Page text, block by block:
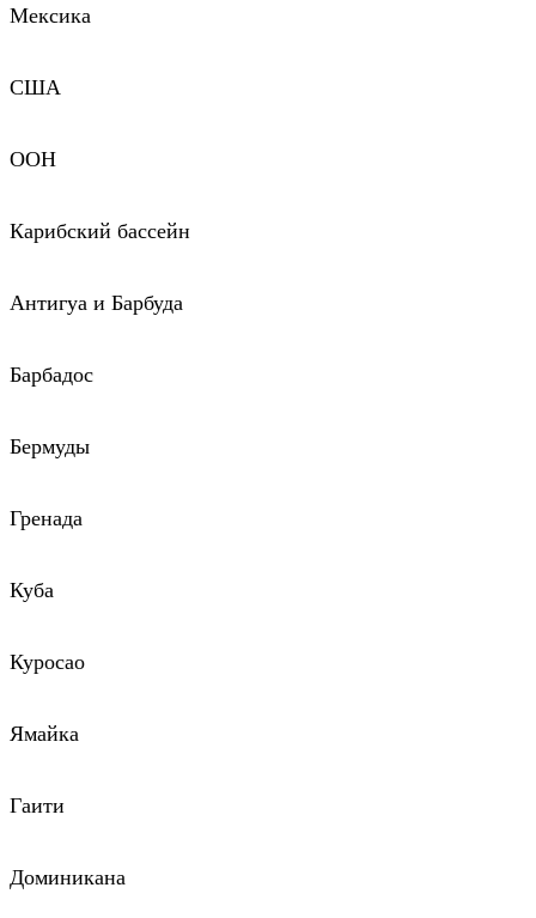
Мексика
США
ООН
Карибский бассейн
Антигуа и Барбуда
Барбадос
Бермуды
Гренада
Куба
Куросао
Ямайка
Гаити
Доминикана